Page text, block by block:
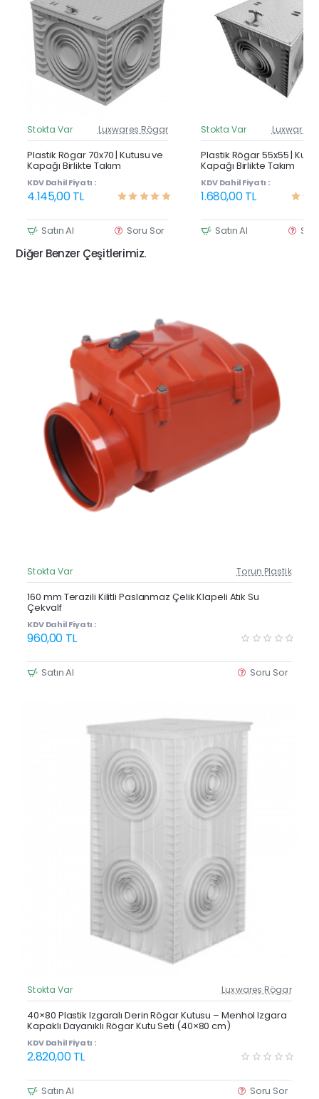
Güncel Fiyat
Yeni Ürün
Stokta Var Luxwares Rögar
Plastik Rögar 70x70 | Kutusu ve
Kapağı Birlikte Takım
KDV Dahil Fiyatı :
4.145,00 TL
Satın Al Soru Sor
Stokta Var Luxwares
Plastik Rögar 55x55 |
Kapağı Birlikte Takım
KDV Dahil Fiyatı :
1.680,00 TL
Satın Al
Diğer Benzer Çeşitlerimiz.
Güncel Fiyat
Stokta Var Torun Plastik
160 mm Terazili Kilitli Paslanmaz Çelik Klapeli Atık Su
Çekvalf
KDV Dahil Fiyatı :
960,00 TL
Satın Al Soru Sor
Güncel Fiyat
Yeni Ürün
Stokta Var Luxwares Rögar
40×80 Plastik Izgaralı Derin Rögar Kutusu – Menhol Izgara
Kapaklı Dayanıklı Rögar Kutu Seti (40×80 cm)
KDV Dahil Fiyatı :
2.820,00 TL
Satın Al Soru Sor